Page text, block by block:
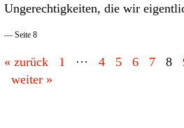
Ungerechtigkeiten, die wir
— Seite 8
« zurück 1 ··· 4 5 6 7 8
weiter »